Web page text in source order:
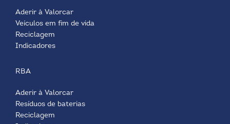
Aderir à Valorcar
Veículos em fim de vida
Reciclagem
Indicadores
RBA
Aderir à Valorcar
Resíduos de baterias
Reciclagem